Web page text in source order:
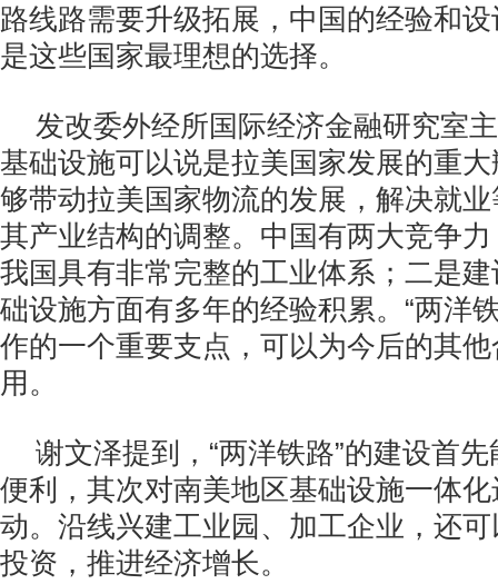
路线路需要升级拓展，中国的经验和
是这些国家最理想的选择。
发改委外经所国际经济金融研究室
基础设施可以说是拉美国家发展的重
够带动拉美国家物流的发展，解决就
其产业结构的调整。中国有两大竞争
我国具有非常完整的工业体系；二是
础设施方面有多年的经验积累。“两洋
作的一个重要支点，可以为今后的其
用。
谢文泽提到，“两洋铁路”的建设首
便利，其次对南美地区基础设施一体
动。沿线兴建工业园、加工企业，还
投资，推进经济增长。